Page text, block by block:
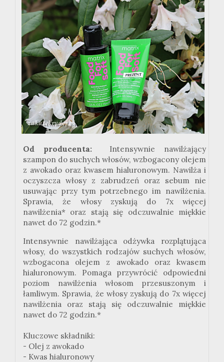
Od producenta: Intensywnie nawilżający
szampon do suchych włosów, wzbogacony olejem
z awokado oraz kwasem hialuronowym. Nawilża i
oczyszcza włosy z zabrudzeń oraz sebum nie
usuwając przy tym potrzebnego im nawilżenia.
Sprawia, że włosy zyskują do 7x więcej
nawilżenia* oraz stają się odczuwalnie miękkie
nawet do 72 godzin.*
Intensywnie nawilżająca odżywka rozplątująca
włosy, do wszystkich rodzajów suchych włosów,
wzbogacona olejem z awokado oraz kwasem
hialuronowym. Pomaga przywrócić odpowiedni
poziom nawilżenia włosom przesuszonym i
łamliwym. Sprawia, że włosy zyskują do 7x więcej
nawilżenia oraz stają się odczuwalnie miękkie
nawet do 72 godzin.*
Kluczowe składniki:
- Olej z awokado
- Kwas hialuronowy